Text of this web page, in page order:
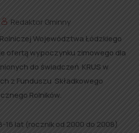
Redaktor Gminny
Województwa Łódzkiego
ofertą wypoczynku zimowego dla
do świadczeń KRUS w
z Funduszu Składkowego
Rolników.
16 lat (rocznik od 2000 do 2008)